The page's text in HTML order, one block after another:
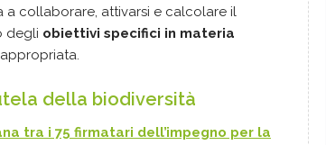
a collaborare, attivarsi e calcolare il
degli obiettivi specifici in materia
della biodiversità
tra i 75 firmatari dell’impegno per la